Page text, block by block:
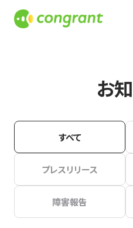
お
すべて
プレスリリース
障害報告